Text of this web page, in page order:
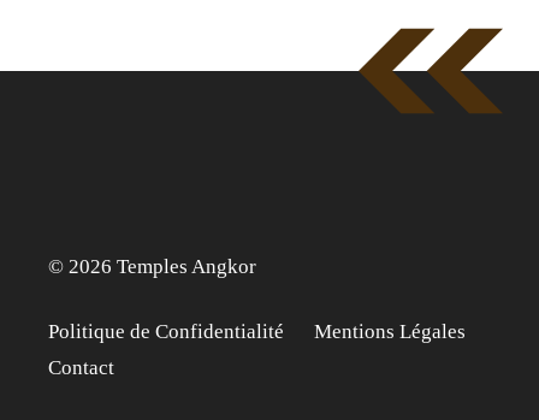
© 2026 Temples Angkor
Politique de Confidentialité
Mentions Légales
Contact